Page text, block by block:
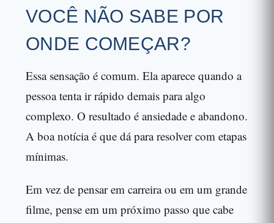
VOCÊ NÃO SABE POR
ONDE COMEÇAR?
Essa sensação é comum. Ela aparece quando a
pessoa tenta ir rápido demais para algo
complexo. O resultado é ansiedade e abandono.
A boa notícia é que dá para resolver com etapas
mínimas.
Em vez de pensar em carreira ou em um grande
filme, pense em um próximo passo que cabe